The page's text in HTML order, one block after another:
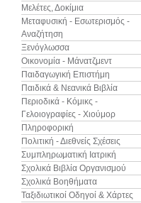
Μελέτες, Δοκίμια
Μεταφυσική - Εσωτερισμός -
Αναζήτηση
Ξενόγλωσσα
Οικονομία - Μάνατζμεντ
Παιδαγωγική Επιστήμη
Παιδικά & Νεανικά Βιβλία
Περιοδικά - Κόμικς -
Γελοιογραφίες - Χιούμορ
Πληροφορική
Πολιτική - Διεθνείς Σχέσεις
Συμπληρωματική Ιατρική
Σχολικά Βιβλία Οργανισμού
Σχολικά Βοηθήματα
Ταξιδιωτικοί Οδηγοί & Χάρτες